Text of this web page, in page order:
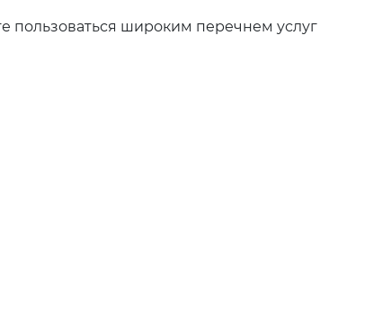
пользоваться широким перечнем услуг